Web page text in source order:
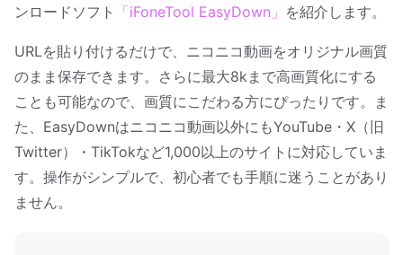
ンロードソフト 「iFoneTool EasyDown」 を紹介します。
URLを貼り付けるだけで、ニコニコ動画をオリジナル画質
のまま保存できます。さらに最大8kまで高画質化にする
ことも可能なので、画質にこだわる方にぴったりです。ま
た、EasyDownはニコニコ動画以外にもYouTube・X（旧
Twitter）・TikTokなど1,000以上のサイトに対応していま
す。操作がシンプルで、初心者でも手順に迷うことがあり
ません。